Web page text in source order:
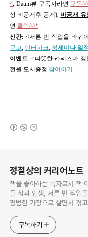
^, Daum뷰 구독자라면 구독^^
상 비공개후 공개), 비공개 유
면 클릭^^*
신간: <서른 번 직업을 바꿔
문고, 인터파크, 북세미나 일
이벤트: <따뜻한 카리스마
전원 도서증정 참여하기
정철상의 커리어노트
책을 좋아하는 독자로서 책
들 삶과 인생, 서른 번 직업
평범한 가장으로 살면서 겪
고픈 커리어코치, 유튜브: 정
구독하기